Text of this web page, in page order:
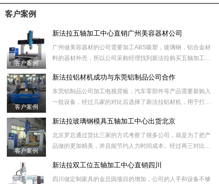
客户案例
客户案例
新法拉五轴加工中心直销广州美容器材公司
广州做美容器材的公司需要加工ABS吸塑，玻璃钢，铝合金材
料的器材外壳，所以公司采购经理找到新法拉购买五轴加工中
客户案例
新法拉铝材机成功与东莞铝制品公司合作
东莞铝制品公司加工电视背板，汽车零部件等产品需要新购入
一批设备，经过几家的对比后选择了新法拉铝材机，用于打
客户案例
新法拉玻璃钢模具五轴加工中心出货北京
北京罗总通过货比三家的方式考察了很多公司，就是为了把产
品做的更加精美，并且能节约人力时间成本。经过再三对比，
于
新法拉双工位五轴加工中心直销四川
四川做定制家具的金总因项目的增加，公司的人手和设备不够